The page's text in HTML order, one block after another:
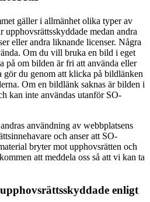
gäller i allmänhet olika typer av
upphovsrättsskyddade medan andra
eller andra liknande licenser. Några
Om du vill bruka en bild i eget
på om bilden är fri att använda eller
du genom att klicka på bildlänken
Om en bildlänk saknas är bilden i
kan inte användas utanför SO-
användning av webbplatsens
och anser att SO-
bryter mot upphovsrätten och
att meddela oss så att vi kan ta
enligt